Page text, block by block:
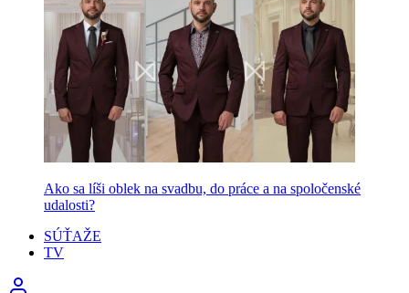
Ako sa líši oblek na svadbu, do práce a na spoločenské
udalosti?
SÚŤAŽE
TV